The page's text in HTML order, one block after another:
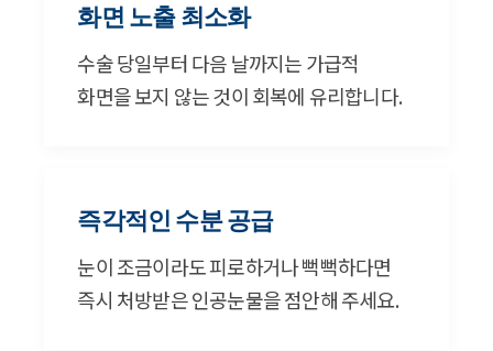
화면 노출 최소화
수술 당일부터 다음 날까지는 가급적
화면을 보지 않는 것이 회복에 유리합니다.
즉각적인 수분 공급
눈이 조금이라도 피로하거나 뻑뻑하다면
즉시 처방받은 인공눈물을 점안해 주세요.